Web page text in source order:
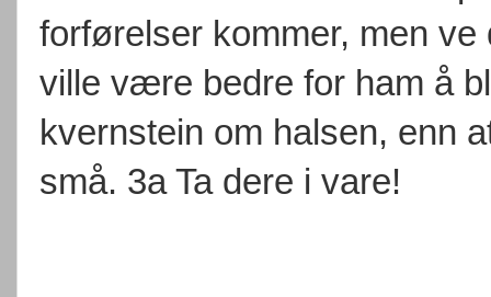
forførelser kommer, men
ville være bedre for ham å
kvernstein om halsen, enn
små. 3a Ta dere i vare!